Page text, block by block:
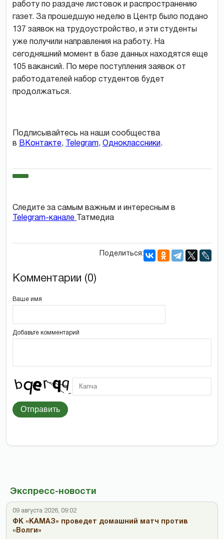
Экспресс-новости
09 августа 2026, 09:02
ФК «КАМАЗ» проведет домашний матч против
«Волги»
работу по раздаче листовок и распространению
газет. За прошедшую неделю в Центр было подано
137 заявок на трудоустройство, и эти студенты
уже получили направления на работу. На
сегодняшний момент в базе данных находятся еще
105 вакансий. По мере поступления заявок от
работодателей набор студентов будет
продолжаться.
Подписывайтесь на наши сообщества
в ВКонтакте, Telegram, Одноклассники.
Следите за самым важным и интересным в
Telegram-канале
Татмедиа
Поделиться:
Комментарии (0)
Ваше имя
Добавьте комментарий
Отправить